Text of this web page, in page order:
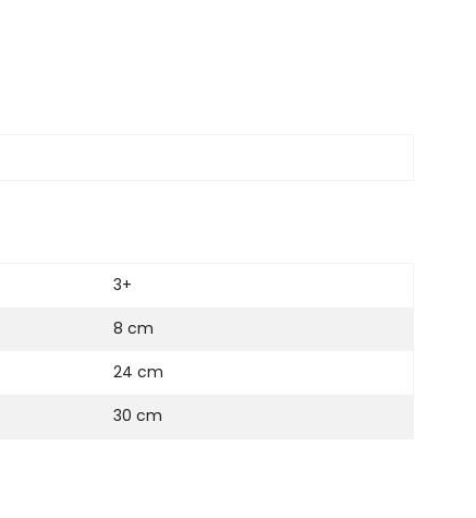
3+
8 cm
24 cm
30 cm